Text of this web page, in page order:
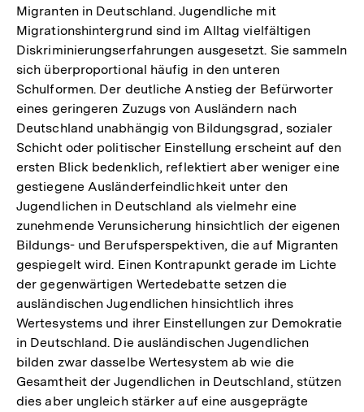
Migranten in Deutschland. Jugendliche mit
Migrationshintergrund sind im Alltag vielfältigen
Diskriminierungserfahrungen ausgesetzt. Sie sammeln
sich überproportional häufig in den unteren
Schulformen. Der deutliche Anstieg der Befürworter
eines geringeren Zuzugs von Ausländern nach
Deutschland unabhängig von Bildungsgrad, sozialer
Schicht oder politischer Einstellung erscheint auf den
ersten Blick bedenklich, reflektiert aber weniger eine
gestiegene Ausländerfeindlichkeit unter den
Jugendlichen in Deutschland als vielmehr eine
zunehmende Verunsicherung hinsichtlich der eigenen
Bildungs- und Berufsperspektiven, die auf Migranten
gespiegelt wird. Einen Kontrapunkt gerade im Lichte
der gegenwärtigen Wertedebatte setzen die
ausländischen Jugendlichen hinsichtlich ihres
Wertesystems und ihrer Einstellungen zur Demokratie
in Deutschland. Die ausländischen Jugendlichen
bilden zwar dasselbe Wertesystem ab wie die
Gesamtheit der Jugendlichen in Deutschland, stützen
dies aber ungleich stärker auf eine ausgeprägte